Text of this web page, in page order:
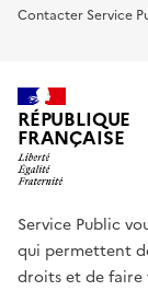
Contacter Service
RÉPUBLIQUE
FRANÇAISE
Service Public
qui permettent
droits et de faire